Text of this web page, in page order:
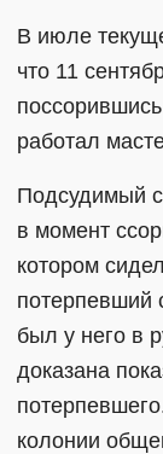
В июле
что 11
работал
Подсудимый
в момент
котором
потерпевший
был у него в
доказана
колонии